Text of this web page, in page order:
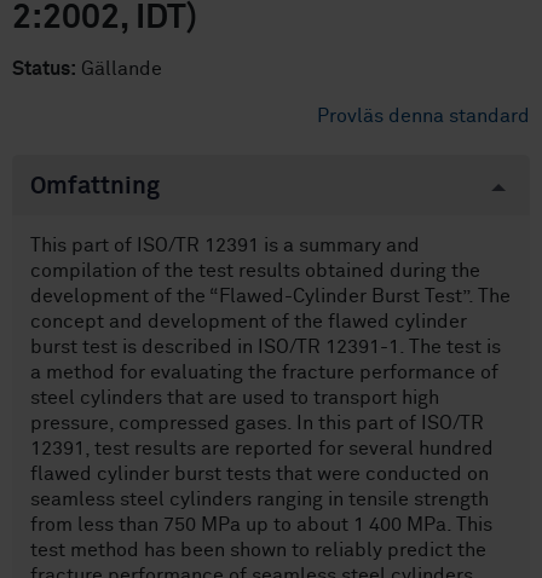
2:2002, IDT)
Status: Gällande
Provläs denna standard
Omfattning
This part of ISO/TR 12391 is a summary and
compilation of the test results obtained during the
development of the “Flawed-Cylinder Burst Test”. The
concept and development of the flawed cylinder
burst test is described in ISO/TR 12391-1. The test is
a method for evaluating the fracture performance of
steel cylinders that are used to transport high
pressure, compressed gases. In this part of ISO/TR
12391, test results are reported for several hundred
flawed cylinder burst tests that were conducted on
seamless steel cylinders ranging in tensile strength
from less than 750 MPa up to about 1 400 MPa. This
test method has been shown to reliably predict the